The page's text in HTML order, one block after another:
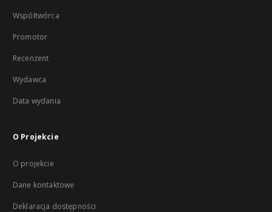
Współtwórca
Promotor
Recenzent
Wydawca
Data wydania
O Projekcie
O projekcie
Dane kontaktowe
Deklaracja dostępności